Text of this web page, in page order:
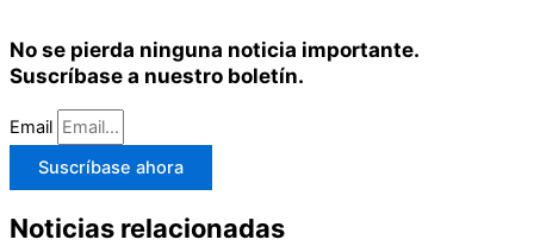
No se pierda ninguna noticia importante.
Suscríbase a nuestro boletín.
Email
Suscríbase ahora
Noticias relacionadas